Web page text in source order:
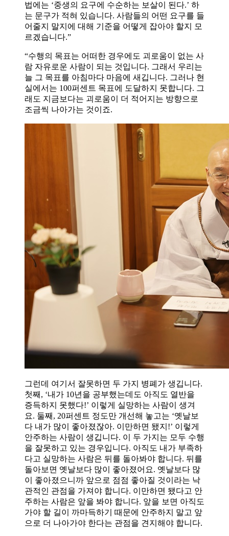
법에는 ‘중생의 요구에 수순하는 보살이 된다.’ 하
는 문구가 적혀 있습니다. 사람들의 어떤 요구를 들
어줄지 말지에 대해 기준을 어떻게 잡아야 할지 모
르겠습니다.”
“수행의 목표는 어떠한 경우에도 괴로움이 없는 사
람 자유로운 사람이 되는 것입니다. 그래서 우리는
늘 그 목표를 아침마다 마음에 새깁니다. 그러나 현
실에서는 100퍼센트 목표에 도달하지 못합니다. 그
래도 지금보다는 괴로움이 더 적어지는 방향으로
조금씩 나아가는 것이죠.
그런데 여기서 잘못하면 두 가지 병폐가 생깁니다.
첫째, ‘내가 10년을 공부했는데도 아직도 열반을
증득하지 못했다!’ 이렇게 실망하는 사람이 생겨
요. 둘째, 20퍼센트 정도만 개선해 놓고는 ‘옛날보
다 내가 많이 좋아졌잖아. 이만하면 됐지!’ 이렇게
안주하는 사람이 생깁니다. 이 두 가지는 모두 수행
을 잘못하고 있는 경우입니다. 아직도 내가 부족하
다고 실망하는 사람은 뒤를 돌아봐야 합니다. 뒤를
돌아보면 옛날보다 많이 좋아졌어요. 옛날보다 많
이 좋아졌으니까 앞으로 점점 좋아질 것이라는 낙
관적인 관점을 가져야 합니다. 이만하면 됐다고 안
주하는 사람은 앞을 봐야 합니다. 앞을 보면 아직도
가야 할 길이 까마득하기 때문에 안주하지 말고 앞
으로 더 나아가야 한다는 관점을 견지해야 합니다.